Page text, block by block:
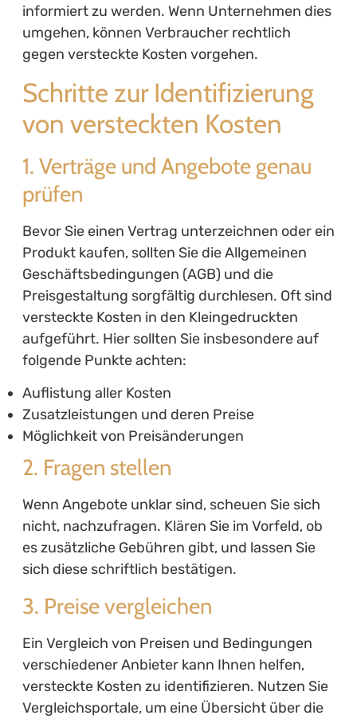
informiert zu werden. Wenn Unternehmen dies
umgehen, können Verbraucher rechtlich
gegen versteckte Kosten vorgehen.
Schritte zur Identifizierung
von versteckten Kosten
1. Verträge und Angebote genau
prüfen
Bevor Sie einen Vertrag unterzeichnen oder ein
Produkt kaufen, sollten Sie die Allgemeinen
Geschäftsbedingungen (AGB) und die
Preisgestaltung sorgfältig durchlesen. Oft sind
versteckte Kosten in den Kleingedruckten
aufgeführt. Hier sollten Sie insbesondere auf
folgende Punkte achten:
Auflistung aller Kosten
Zusatzleistungen und deren Preise
Möglichkeit von Preisänderungen
2. Fragen stellen
Wenn Angebote unklar sind, scheuen Sie sich
nicht, nachzufragen. Klären Sie im Vorfeld, ob
es zusätzliche Gebühren gibt, und lassen Sie
sich diese schriftlich bestätigen.
3. Preise vergleichen
Ein Vergleich von Preisen und Bedingungen
verschiedener Anbieter kann Ihnen helfen,
versteckte Kosten zu identifizieren. Nutzen Sie
Vergleichsportale, um eine Übersicht über die